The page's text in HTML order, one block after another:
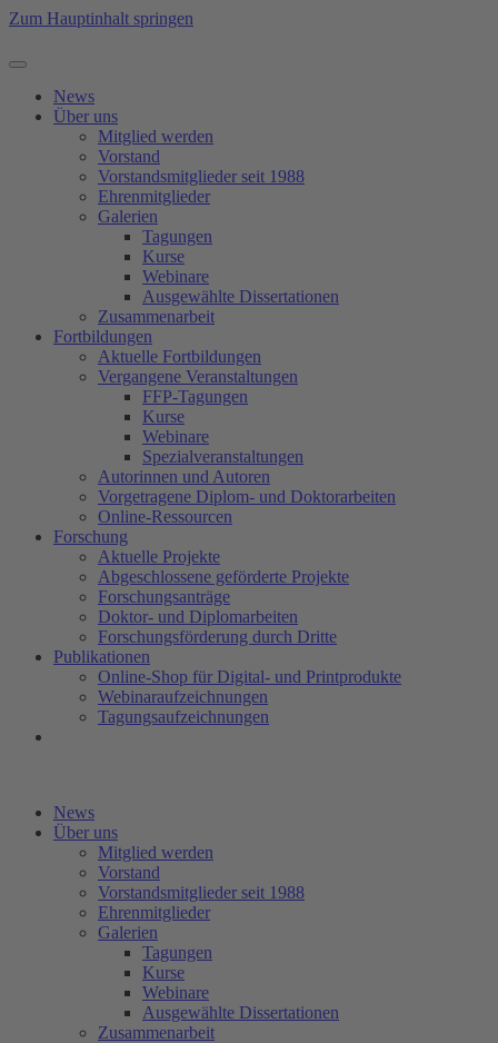
Zum Hauptinhalt springen
News
Über uns
Mitglied werden
Vorstand
Vorstandsmitglieder seit 1988
Ehrenmitglieder
Galerien
Tagungen
Kurse
Webinare
Ausgewählte Dissertationen
Zusammenarbeit
Fortbildungen
Aktuelle Fortbildungen
Vergangene Veranstaltungen
FFP-Tagungen
Kurse
Webinare
Spezialveranstaltungen
Autorinnen und Autoren
Vorgetragene Diplom- und Doktorarbeiten
Online-Ressourcen
Forschung
Aktuelle Projekte
Abgeschlossene geförderte Projekte
Forschungsanträge
Doktor- und Diplomarbeiten
Forschungsförderung durch Dritte
Publikationen
Online-Shop für Digital- und Printprodukte
Webinaraufzeichnungen
Tagungsaufzeichnungen
News
Über uns
Mitglied werden
Vorstand
Vorstandsmitglieder seit 1988
Ehrenmitglieder
Galerien
Tagungen
Kurse
Webinare
Ausgewählte Dissertationen
Zusammenarbeit